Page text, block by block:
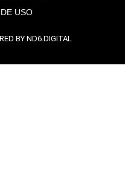
USO
BY ND6.DIGITAL